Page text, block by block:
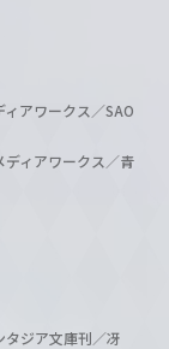
アワークス／SAO
ィアワークス／青
ジア文庫刊／冴